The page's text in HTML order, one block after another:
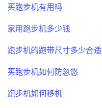
买跑步机有用吗
家用跑步机多少钱
跑步机的跑带尺寸多少合适
买跑步机如何防忽悠
跑步机如何移机